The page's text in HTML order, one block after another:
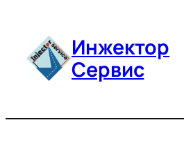
содержимомуИнжектор
Сервис